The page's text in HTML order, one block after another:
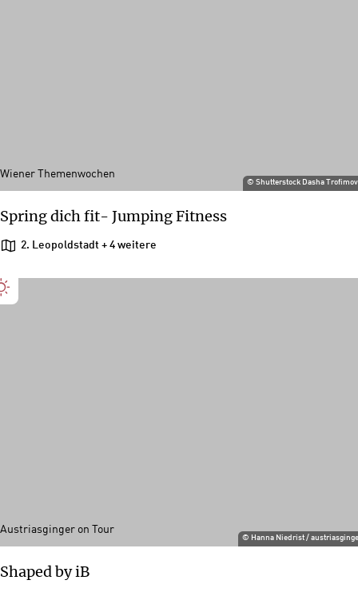
©Shutterstock Dasha
Wiener Themenwochen
Spring dich fit- Jumping Fitness
2. Leopoldstadt + 4 weitere
© Hanna Niedrist /
Austriasginger on Tour
Shaped by iB